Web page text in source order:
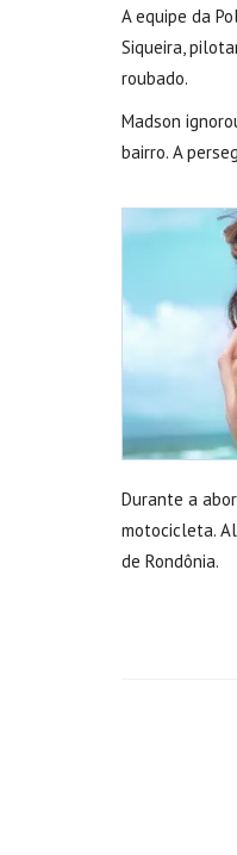
A equipe da
Siqueira,
roubado.
Madson
bairro. A
Durante a
motocicleta.
de Rondônia.